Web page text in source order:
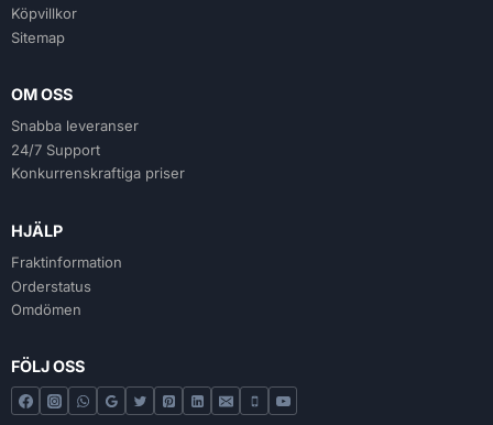
Köpvillkor
Sitemap
OM OSS
Snabba leveranser
24/7 Support
Konkurrenskraftiga priser
HJÄLP
Fraktinformation
Orderstatus
Omdömen
FÖLJ OSS